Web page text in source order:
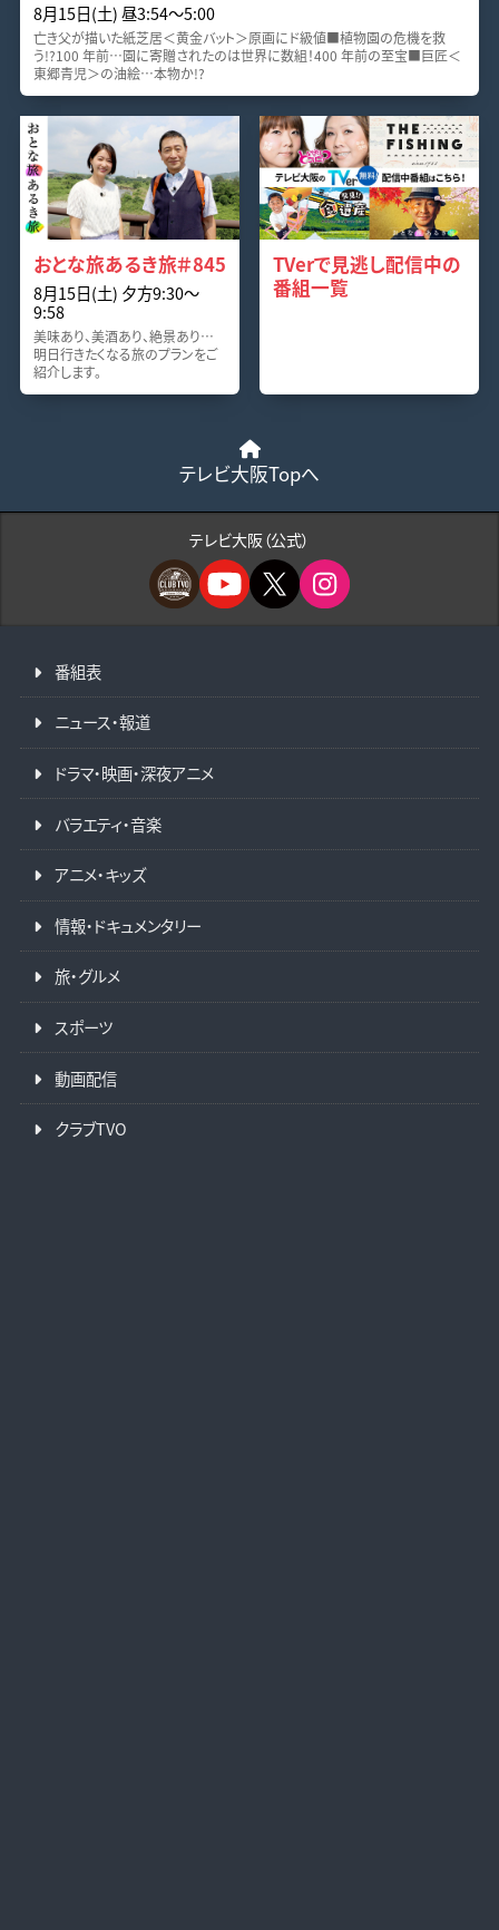
8月15日(土) 昼3:54〜5:00
亡き父が描いた紙芝居＜黄金バット＞原画にド級値■植物園の危機を救
う!?100 年前…園に寄贈されたのは世界に数組！400 年前の至宝■巨匠＜
東郷青児＞の油絵…本物か!?
おとな旅あるき旅＃845
8月15日(土) 夕方9:30〜
9:58
美味あり、美酒あり、絶景あり…
明日行きたくなる旅のプランをご
紹介します。
TVerで見逃し配信中の
番組一覧
テレビ大阪Topへ
テレビ大阪（公式）
番組表
ニュース・報道
ドラマ・映画・深夜アニメ
バラエティ・音楽
アニメ・キッズ
情報・ドキュメンタリー
旅・グルメ
スポーツ
動画配信
クラブTVO